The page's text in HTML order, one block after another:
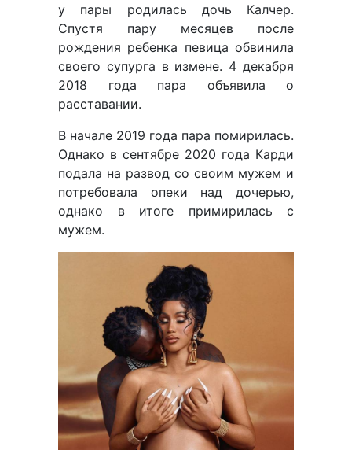
у пары родилась дочь Калчер.
Спустя пару месяцев после
рождения ребенка певица обвинила
своего супурга в измене. 4 декабря
2018 года пара объявила о
расставании.
В начале 2019 года пара помирилась.
Однако в сентябре 2020 года Карди
подала на развод со своим мужем и
потребовала опеки над дочерью,
однако в итоге примирилась с
мужем.